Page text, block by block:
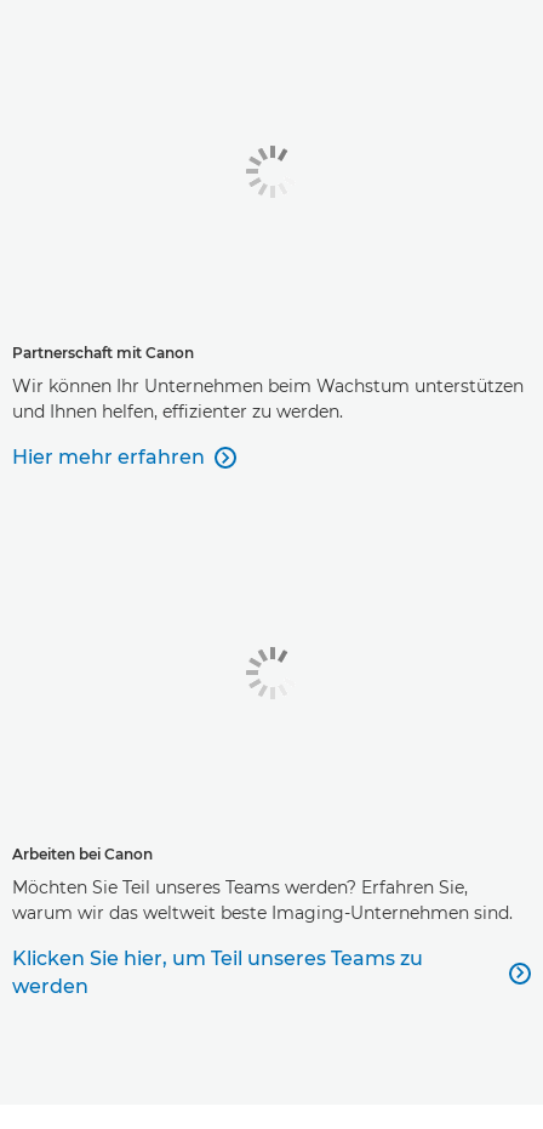
Partnerschaft mit Canon
Wir können Ihr Unternehmen beim Wachstum unterstützen
und Ihnen helfen, effizienter zu werden.
Hier mehr erfahren 
Arbeiten bei Canon
Möchten Sie Teil unseres Teams werden? Erfahren Sie,
warum wir das weltweit beste Imaging-Unternehmen sind.
Klicken Sie hier, um Teil unseres Teams zu
werden
